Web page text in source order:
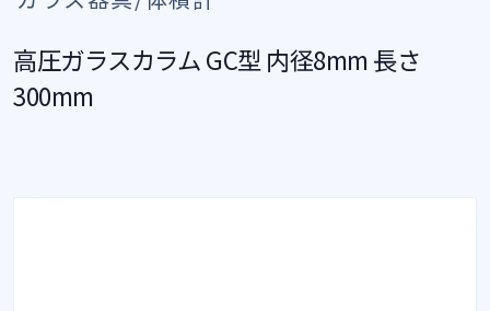
高圧ガラスカラム GC型 内径8mm 長さ
300mm